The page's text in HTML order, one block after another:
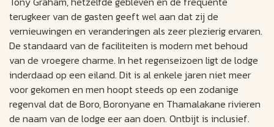
terugkeer van de gasten geeft wel aan dat zij de
vernieuwingen en veranderingen als zeer plezierig ervaren.
De standaard van de faciliteiten is modern met behoud
van de vroegere charme. In het regenseizoen ligt de lodge
inderdaad op een eiland. Dit is al enkele jaren niet meer
voor gekomen en men hoopt steeds op een zodanige
regenval dat de Boro, Boronyane en Thamalakane rivieren
de naam van de lodge eer aan doen. Ontbijt is inclusief.